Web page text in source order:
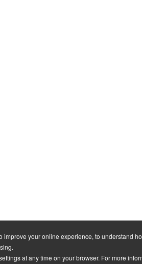
improve your online experience, to understand
at any time on your browser. For more